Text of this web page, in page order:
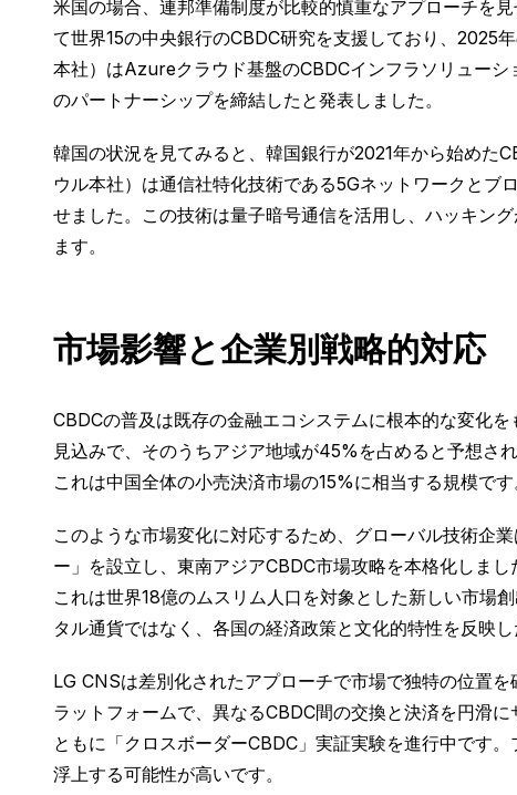
米国の場合、連邦準備制度が比較的慎重なアプローチを
て世界15の中央銀行のCBDC研究を支援しており、2025
本社）はAzureクラウド基盤のCBDCインフラソリュー
のパートナーシップを締結したと発表しました。
韓国の状況を見てみると、韓国銀行が2021年から始めた
ウル本社）は通信社特化技術である5Gネットワークと
せました。この技術は量子暗号通信を活用し、ハッキン
ます。
市場影響と企業別戦略的対応
CBDCの普及は既存の金融エコシステムに根本的な変化
見込みで、そのうちアジア地域が45%を占めると予想さ
これは中国全体の小売決済市場の15%に相当する規模です
このような市場変化に対応するため、グローバル技術企
ー」を設立し、東南アジアCBDC市場攻略を本格化しま
これは世界18億のムスリム人口を対象とした新しい市場
タル通貨ではなく、各国の経済政策と文化的特性を反映
LG CNSは差別化されたアプローチで市場で独特の位置
ラットフォームで、異なるCBDC間の交換と決済を円滑
ともに「クロスボーダーCBDC」実証実験を進行中です
浮上する可能性が高いです。